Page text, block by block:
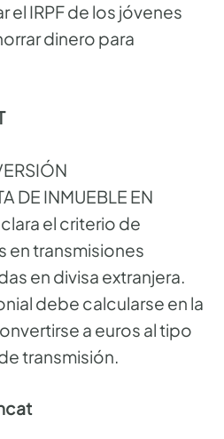
el IRPF de los jóvenes
dinero para
DE INMUEBLE EN
el criterio de
en transmisiones
en divisa extranjera.
debe calcularse en la
a euros al tipo
transmisión.